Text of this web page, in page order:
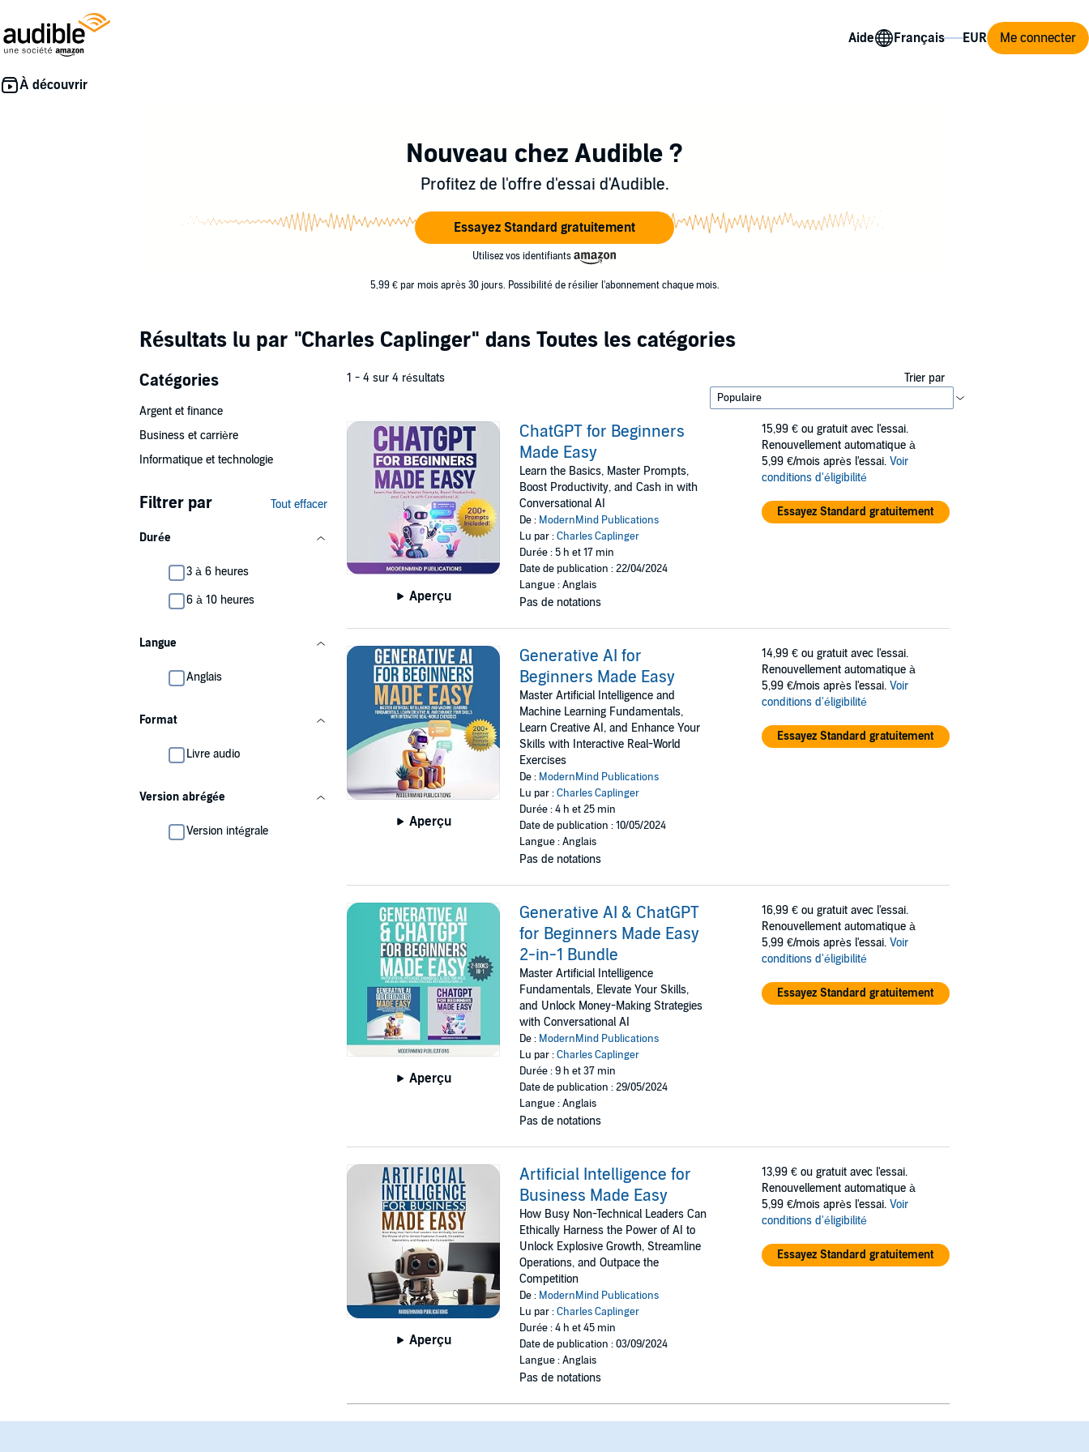
Aide Me connecter
Nouveau chez Audible ?
Profitez de l'offre d'essai d'Audible.
Essayez Standard gratuitement
Utilisez vos identifiants
5,99 € par mois après 30 jours. Possibilité de résilier l'abonnement chaque mois.
Résultats lu par "Charles Caplinger" dans Toutes les catégories
Catégories
Argent et finance
Business et carrière
Informatique et technologie
Filtrer par Tout effacer
Durée
3 à 6 heures
6 à 10 heures
Langue
Anglais
Format
Livre audio
Version abrégée
Version intégrale
1 - 4 sur 4 résultats Trier par
Aperçu
ChatGPT for Beginners
Made Easy
Learn the Basics, Master Prompts,
Boost Productivity, and Cash in with
Conversational AI
De : ModernMind Publications
Lu par :Charles Caplinger
Durée : 5 h et 17 min
Date de publication : 22/04/2024
Langue : Anglais
Pas de notations
15,99 € ou gratuit avec l'essai.
Renouvellement automatique à
5,99 €/mois après l'essai. Voir
conditions d'éligibilité
Essayez Standard gratuitement
Aperçu
Generative AI for
Beginners Made Easy
Master Artificial Intelligence and
Machine Learning Fundamentals,
Learn Creative AI, and Enhance Your
Skills with Interactive Real-World
Exercises
De : ModernMind Publications
Lu par :Charles Caplinger
Durée : 4 h et 25 min
Date de publication : 10/05/2024
Langue : Anglais
Pas de notations
14,99 € ou gratuit avec l'essai.
Renouvellement automatique à
5,99 €/mois après l'essai. Voir
conditions d'éligibilité
Essayez Standard gratuitement
Aperçu
Generative AI & ChatGPT
for Beginners Made Easy
2-in-1 Bundle
Master Artificial Intelligence
Fundamentals, Elevate Your Skills,
and Unlock Money-Making Strategies
with Conversational AI
De : ModernMind Publications
Lu par :Charles Caplinger
Durée : 9 h et 37 min
Date de publication : 29/05/2024
Langue : Anglais
Pas de notations
16,99 € ou gratuit avec l'essai.
Renouvellement automatique à
5,99 €/mois après l'essai. Voir
conditions d'éligibilité
Essayez Standard gratuitement
Aperçu
Artificial Intelligence for
Business Made Easy
How Busy Non-Technical Leaders Can
Ethically Harness the Power of AI to
Unlock Explosive Growth, Streamline
Operations, and Outpace the
Competition
De : ModernMind Publications
Lu par :Charles Caplinger
Durée : 4 h et 45 min
Date de publication : 03/09/2024
Langue : Anglais
Pas de notations
13,99 € ou gratuit avec l'essai.
Renouvellement automatique à
5,99 €/mois après l'essai. Voir
conditions d'éligibilité
Essayez Standard gratuitement